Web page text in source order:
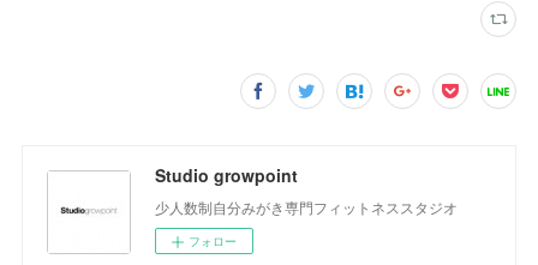
Studio growpoint
少人数制自分みがき専門フィットネススタジオ
フォロー